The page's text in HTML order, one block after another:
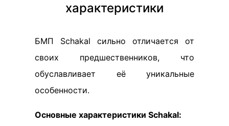
характеристики
БМП Schakal сильно отличается от
своих предшественников, что
обуславливает её уникальные
особенности.
Основные характеристики Schakal: